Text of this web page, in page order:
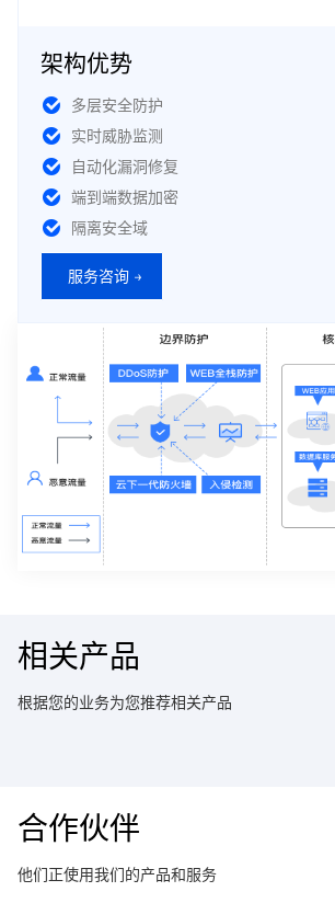
架构优势
多层安全防护
实时威胁监测
自动化漏洞修复
端到端数据加密
隔离安全域
服务咨询 →
相关产品
根据您的业务为您推荐相关产品
合作伙伴
他们正使用我们的产品和服务